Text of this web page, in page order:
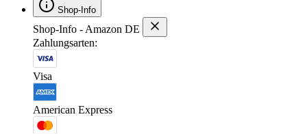
Shop-Info
Shop-Info - Amazon DE
Zahlungsarten:
Visa
American Express